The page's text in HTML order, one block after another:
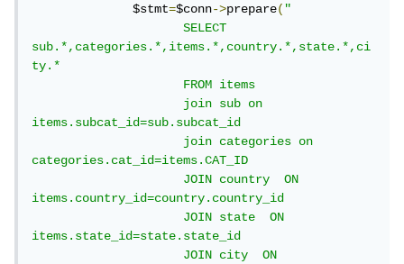
$stmt=$conn->prepare("
SELECT
sub.*,categories.*,items.*,country.*,state.*,ci
ty.*
FROM items
join sub on
items.subcat_id=sub.subcat_id
join categories on
categories.cat_id=items.CAT_ID
JOIN country  ON
items.country_id=country.country_id
JOIN state  ON
items.state_id=state.state_id
JOIN city  ON